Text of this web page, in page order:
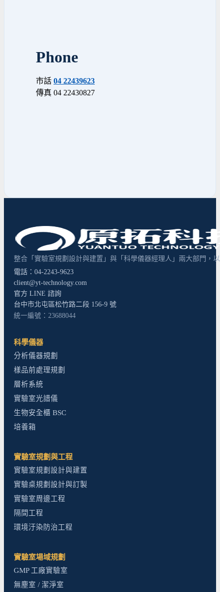
Phone
市話 04 22439623
傳真 04 22430827
整合「實驗室規劃設計與建置」與「科學儀器經理人」兩大部門，
電話：04-2243-9623
client@yt-technology.com
官方 LINE 諮詢
台中市北屯區松竹路二段 156-9 號
統一編號：23688044
科學儀器
分析儀器規劃
樣品前處理規劃
層析系統
實驗室光譜儀
生物安全櫃 BSC
培養箱
實驗室規劃與工程
實驗室規劃設計與建置
實驗桌規劃設計與訂製
實驗室周邊工程
隔間工程
環境汙染防治工程
實驗室場域規劃
GMP 工廠實驗室
無塵室 / 潔淨室